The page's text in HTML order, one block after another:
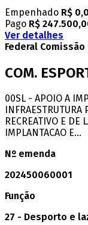
Empenhado R$
Pago R$
Ver detalhes
Federal Comissão
COM.
00SL - APOIO A
RECREATIVO E
IMPLANTACAO E...
Nº emenda
202450060001
Função
27 - Desporto e